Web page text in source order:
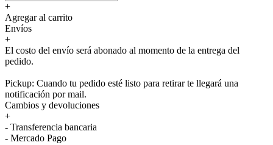
+
Agregar al carrito
Envíos
+
El costo del envío será abonado al momento de la entrega del
pedido.
Pickup: Cuando tu pedido esté listo para retirar te llegará una
notificación por mail.
Cambios y devoluciones
+
- Transferencia bancaria
- Mercado Pago